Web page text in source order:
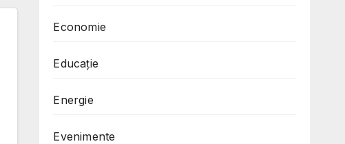
Economie
Educație
Energie
Evenimente